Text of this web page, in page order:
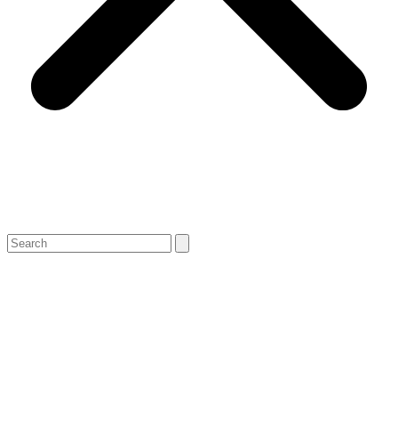
Search